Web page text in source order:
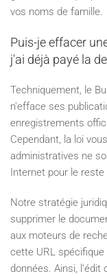
vos noms de famille.
Puis-je effacer
j'ai déjà payé la
Techniquement, le
n'efface ses
enregistrements
Cependant, la loi
administratives ne
Internet pour le reste
Notre stratégie
supprimer le
aux moteurs de
cette URL
données. Ainsi, l'édit